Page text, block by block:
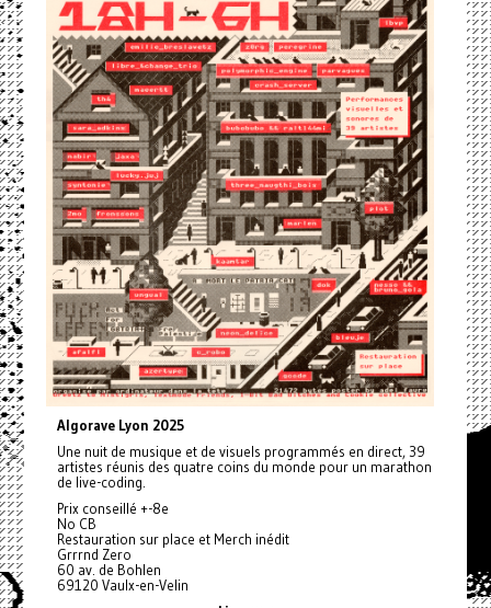
Algorave Lyon 2025
Une nuit de musique et de visuels programmés en direct, 39
artistes réunis des quatre coins du monde pour un marathon
de live-coding.
Prix conseillé +-8e
No CB
Restauration sur place et Merch inédit
Grrrnd Zero
60 av. de Bohlen
69120 Vaulx-en-Velin